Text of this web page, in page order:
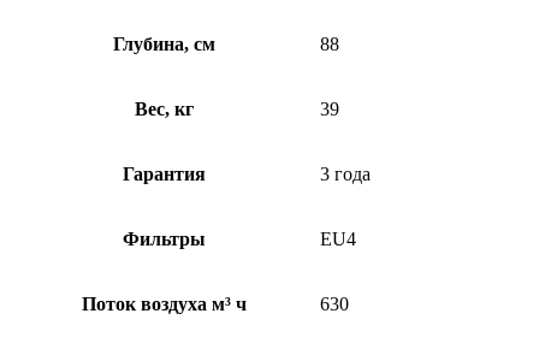
Глубина, см 88
Вес, кг 39
Гарантия 3 года
Фильтры EU4
Поток воздуха м³ ч 630